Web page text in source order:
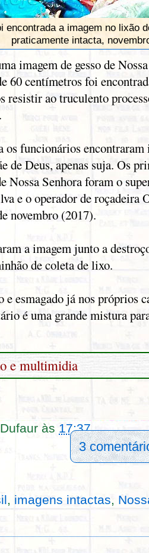
encontrada a imagem no lixão
praticamente intacta,
imagem de gesso de
60 centímetros foi
resistir ao truculento
os funcionários encontraram
de Deus, apenas suja. Os
Nossa Senhora foram o
e o operador de roçadeira
novembro (2017).
a imagem junto a
de coleta de lixo.
esmagado já nos próprios
é uma grande mistura
e multimidia
às 17:37
3
, imagens intactas,